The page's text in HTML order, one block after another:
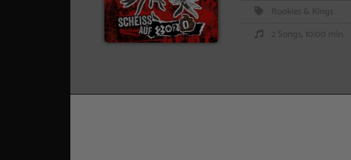
Rookies & Kings
2 Songs, 10:00 min.